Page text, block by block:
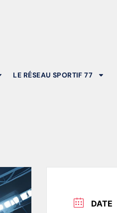
LE RÉSEAU SPORTIF 77
DATE